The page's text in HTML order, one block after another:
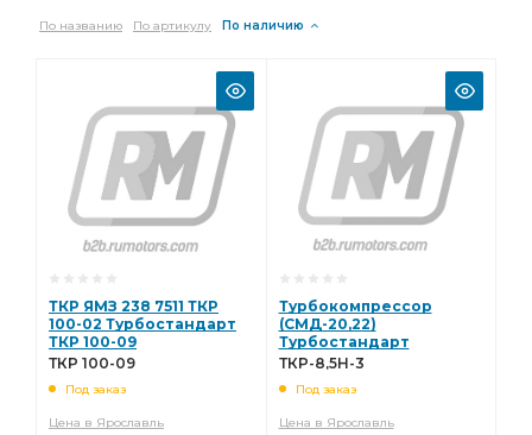
По названию По артикулу По наличию
ТКР ЯМЗ 238 7511 ТКР
100-02 Турбостандарт
ТКР 100-09
ТКР 100-09
Под заказ
Цена в Ярославль
Турбокомпрессор
(СМД-20,22)
Турбостандарт
ТКР-8,5Н-3 ТКР-8,5Н-3
ТКР-8,5Н-3
Под заказ
Цена в Ярославль